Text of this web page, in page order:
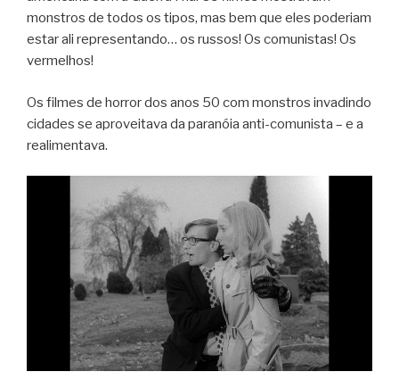
monstros de todos os tipos, mas bem que eles poderiam
estar ali representando… os russos! Os comunistas! Os
vermelhos!
Os filmes de horror dos anos 50 com monstros invadindo
cidades se aproveitava da paranóia anti-comunista – e a
realimentava.